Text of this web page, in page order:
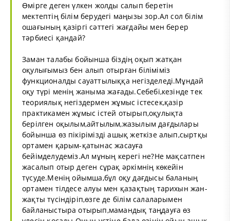
Өмірге деген үлкен жолды салып беретін
мектептің білім берудегі маңызы зор.Ал сол білім
ошағының қазіргі сәттегі жағдайы мен берер
тәрбиесі қандай?
Заман талабы бойынша біздің оқып жатқан
оқулығымыз бен алып отырған біліміміз
функционалды сауаттылыққа негізделеді.Мұндай
оқу түрі менің жаныма жағады.Себебі,кезінде тек
теориялық негіздермен жұмыс істесек,қазір
практикамен жұмыс істей отырып,оқулықта
берілген оқылым,айтылым,жазылым дағдылары
бойынша өз пікірімізді ашық жеткізе алып,сыртқы
ортамен қарым-қатынас жасауға
бейімделудеміз.Ал мұның керегі не?Не мақсатпен
жасалып отыр деген сұрақ әркімнің көкейін
түсуде.Менің ойымша,бұл оқу дағдысы баланың
ортамен тілдесе алуы мен қазақтың тарихын жан-
жақты түсіндіріп,өзге де білім салаларымен
байланыстыра отырып,мамандық таңдауға өз